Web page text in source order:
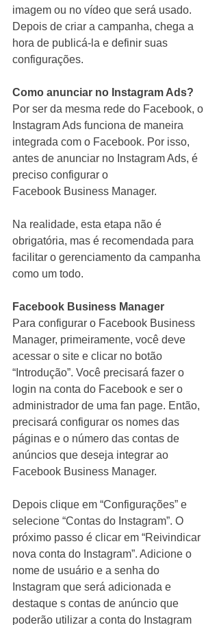
imagem ou no vídeo que será usado.
Depois de criar a campanha, chega a
hora de publicá-la e definir suas
configurações.
Como anunciar no Instagram Ads?
Por ser da mesma rede do Facebook, o
Instagram Ads funciona de maneira
integrada com o Facebook. Por isso,
antes de anunciar no Instagram Ads, é
preciso configurar o
Facebook Business Manager.
Na realidade, esta etapa não é
obrigatória, mas é recomendada para
facilitar o gerenciamento da campanha
como um todo.
Facebook Business Manager
Para configurar o Facebook Business
Manager, primeiramente, você deve
acessar o site e clicar no botão
“Introdução”. Você precisará fazer o
login na conta do Facebook e ser o
administrador de uma fan page. Então,
precisará configurar os nomes das
páginas e o número das contas de
anúncios que deseja integrar ao
Facebook Business Manager.
Depois clique em “Configurações” e
selecione “Contas do Instagram”. O
próximo passo é clicar em “Reivindicar
nova conta do Instagram”. Adicione o
nome de usuário e a senha do
Instagram que será adicionada e
destaque s contas de anúncio que
poderão utilizar a conta do Instagram